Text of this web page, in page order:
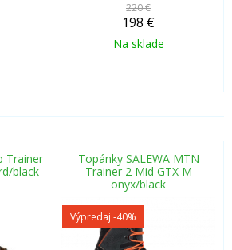
220 €
198 €
Na sklade
Trainer
black
Topánky SALEWA MTN
Trainer 2 Mid GTX M
onyx/black
Výpredaj -40%